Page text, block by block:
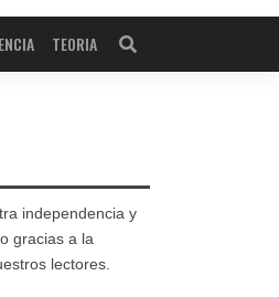
TEORIA
independencia y
gracias a la
lectores.